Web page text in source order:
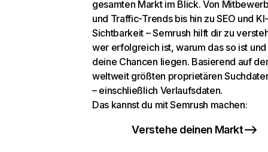
gesamten Markt im Blick. Von
und Traffic-Trends bis hin zu SEO und KI-
Sichtbarkeit – Semrush hilft dir zu
wer erfolgreich ist, warum das so ist
deine Chancen liegen. Basierend auf
weltweit größten proprietären
– einschließlich Verlaufsdaten.
Das kannst du mit Semrush machen:
Verstehe deinen Markt